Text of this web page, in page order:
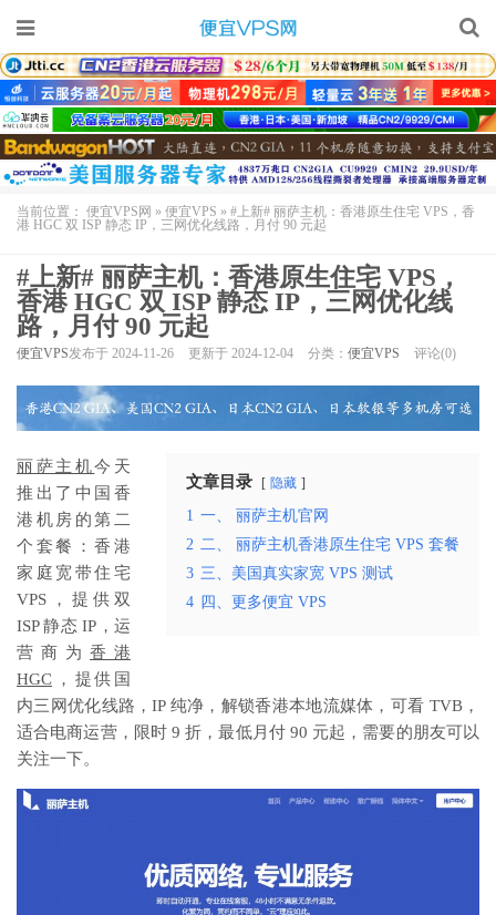
当前位置： 便宜VPS网 » 便宜VPS » #上新# 丽萨主机：香港原生住宅 VPS，香
港 HGC 双 ISP 静态 IP，三网优化线路，月付 90 元起
#上新# 丽萨主机：香港原生住宅 VPS，
香港 HGC 双 ISP 静态 IP，三网优化线
路，月付 90 元起
便宜VPS发布于 2024-11-26 更新于 2024-12-04 分类： 便宜VPS 评论(0)
文章目录 隐藏
1 一、 丽萨主机官网
2 二、 丽萨主机香港原生住宅 VPS 套餐
3 三、美国真实家宽 VPS 测试
4 四、更多便宜 VPS
丽萨主机今天
推出了中国香
港机房的第二
个套餐：香港
家庭宽带住宅
VPS，提供双
ISP 静态 IP，运
营商为 香港
HGC ，提供国
内三网优化线路，IP 纯净，解锁香港本地流媒体，可看 TVB，
适合电商运营，限时 9 折，最低月付 90 元起，需要的朋友可以
关注一下。